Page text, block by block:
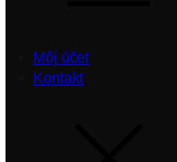
Môj účet
Kontakt